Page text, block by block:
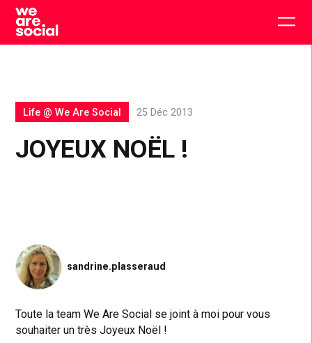
Skip
content
JOYEUX NOËL !
Life @ We Are Social 25 Déc 2013
sandrine.plasseraud
Toute la team We Are Social se joint à moi pour vous
souhaiter un très Joyeux Noël !